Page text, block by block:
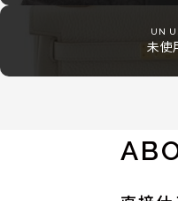
UN
未使